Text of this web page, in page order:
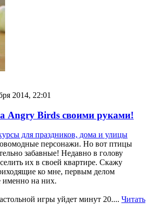
2014, 22:01
Angry Birds своими руками!
для праздников, дома и улицы
персонажи. Но вот птицы
забавные! Недавно в голову
их в своей квартире. Скажу
ко мне, первым делом
на них.
игры уйдет минут 20.... Читать